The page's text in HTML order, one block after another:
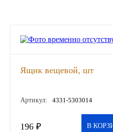
ЕПК
Другие бренды подшипников
Ящик вещевой, шт
Артикул: 4331-5303014
196 ₽ В